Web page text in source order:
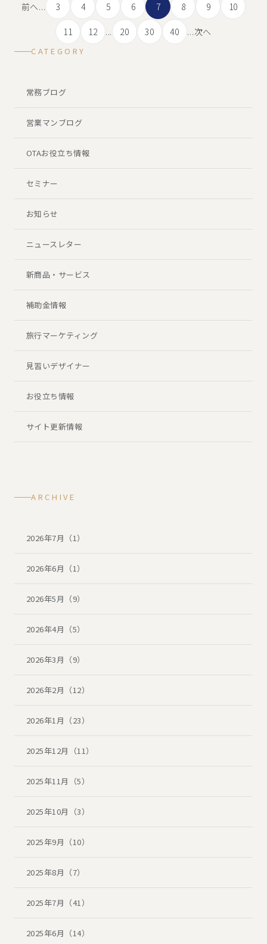
前へ... 3 4 5 6 7 8 9 10
11 12 ... 20 30 40 ...次へ
CATEGORY
常務ブログ
営業マンブログ
OTAお役立ち情報
セミナー
お知らせ
ニュースレター
新商品・サービス
補助金情報
旅行マーケティング
見習いデザイナー
お役立ち情報
サイト更新情報
ARCHIVE
2026年7月（1）
2026年6月（1）
2026年5月（9）
2026年4月（5）
2026年3月（9）
2026年2月（12）
2026年1月（23）
2025年12月（11）
2025年11月（5）
2025年10月（3）
2025年9月（10）
2025年8月（7）
2025年7月（41）
2025年6月（14）